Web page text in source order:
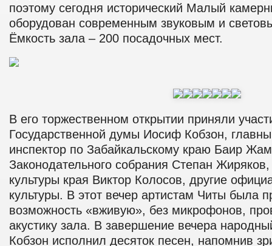
поэтому сегодня исторический Малый
оборудован современным звуковым и
Ёмкость зала – 200 посадочных мест.
В его торжественном открытии приняли
Государственной думы Иосиф Кобзон,
инспектор по Забайкальскому краю Баир
Законодательного собрания Степан
культуры края Виктор Колосов, другие
культуры. В этот вечер артистам Читы была
возможность «вживую», без микрофонов,
акустику зала. В завершение вечера
Кобзон исполнил десяток песен, напомнив